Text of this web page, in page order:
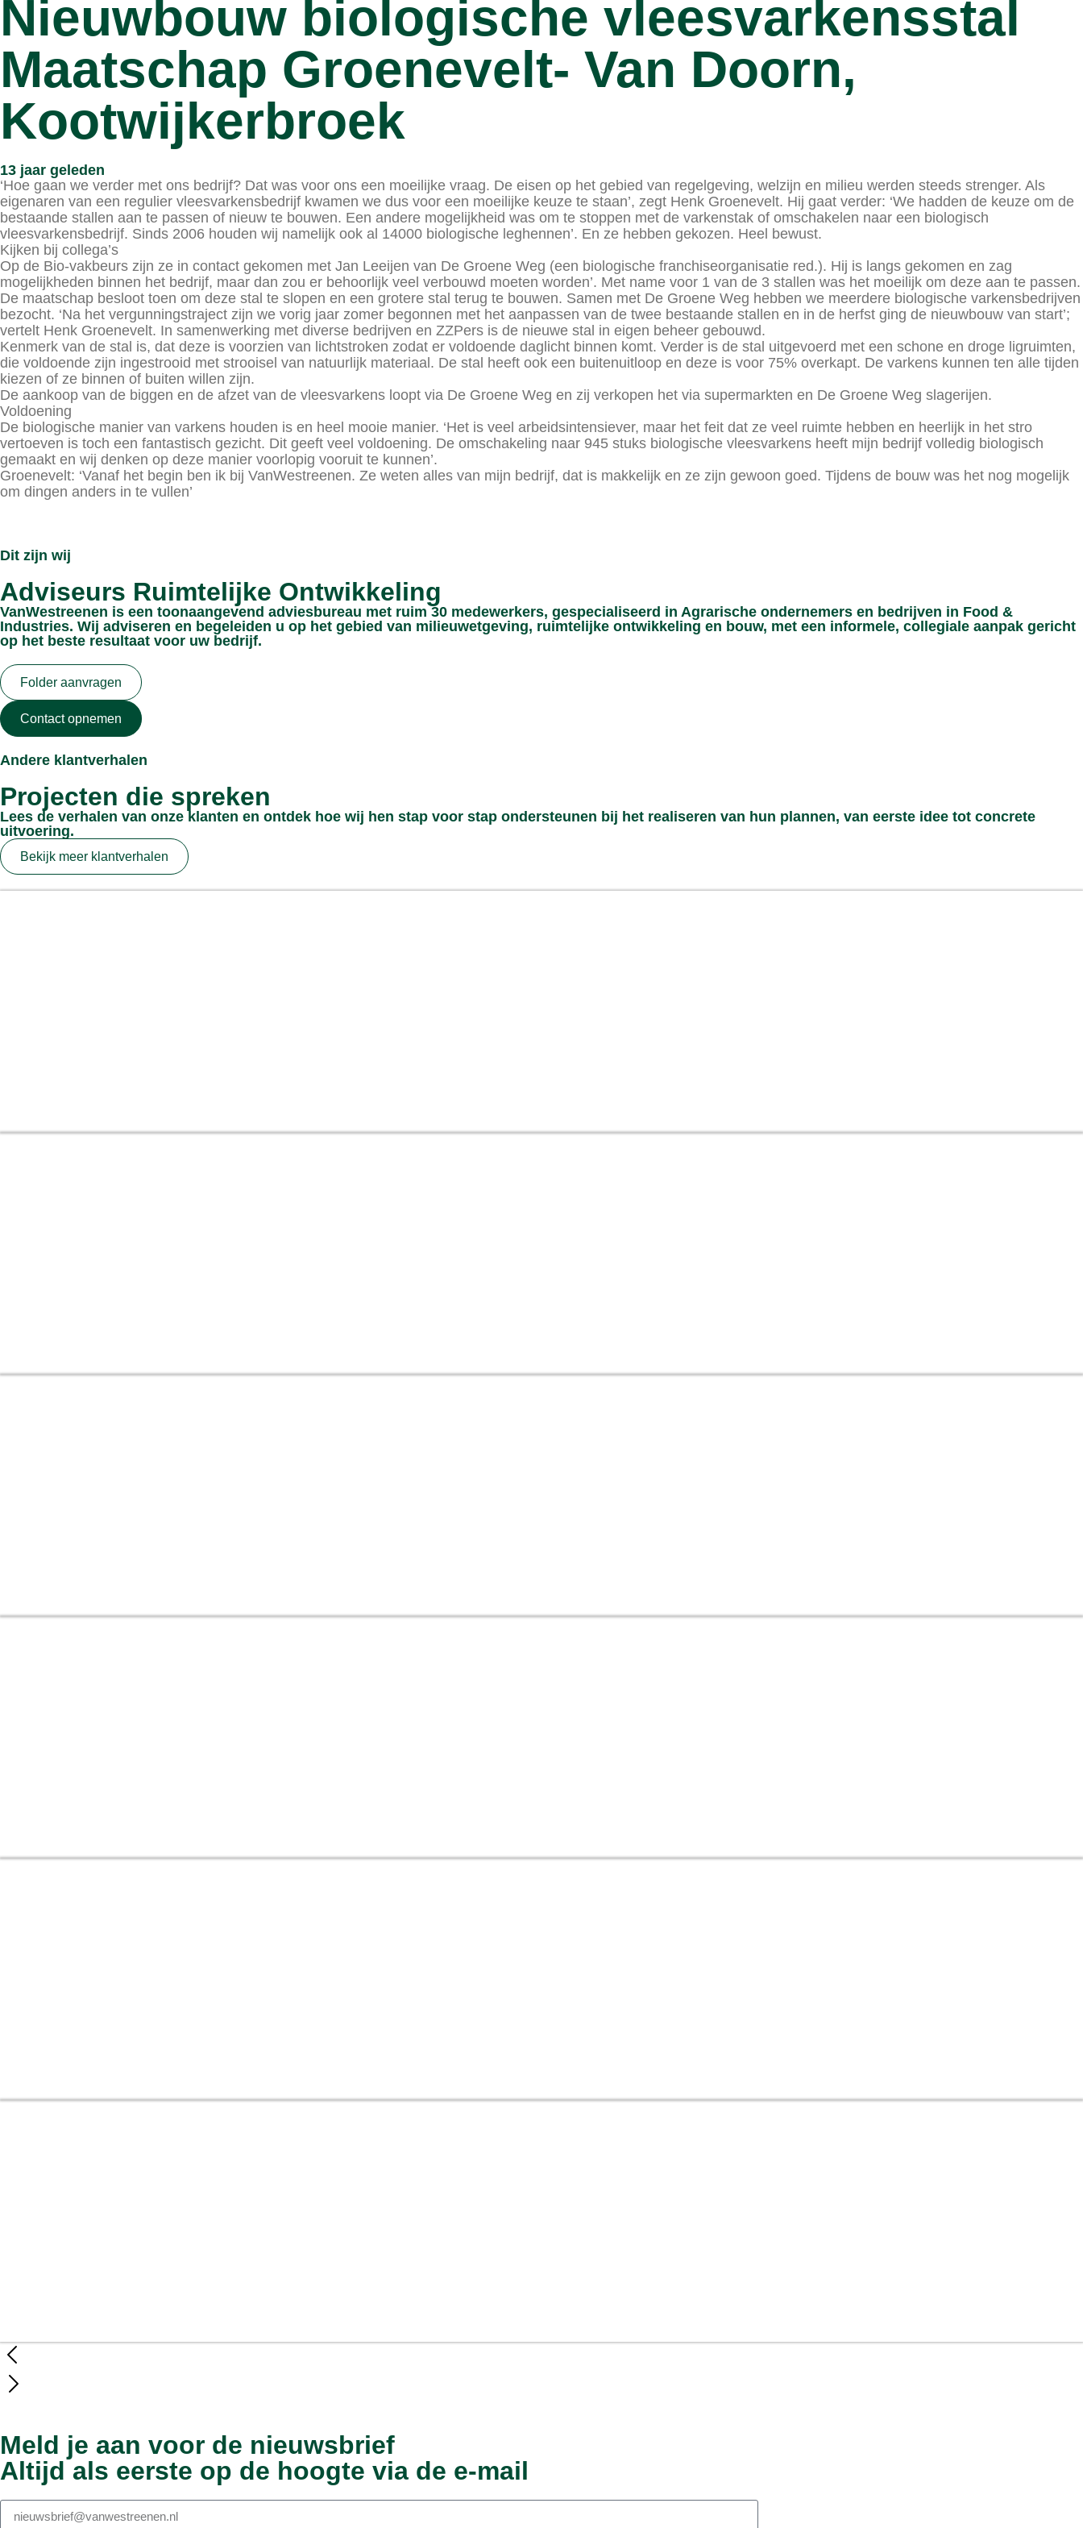
Nieuwbouw biologische vleesvarkensstal
Maatschap Groenevelt- Van Doorn,
Kootwijkerbroek
13 jaar geleden
‘Hoe gaan we verder met ons bedrijf? Dat was voor ons een moeilijke vraag. De eisen op het gebied van regelgeving, welzijn en milieu werden steeds strenger. Als
eigenaren van een regulier vleesvarkensbedrijf kwamen we dus voor een moeilijke keuze te staan’, zegt Henk Groenevelt. Hij gaat verder: ‘We hadden de keuze om de
bestaande stallen aan te passen of nieuw te bouwen. Een andere mogelijkheid was om te stoppen met de varkenstak of omschakelen naar een biologisch
vleesvarkensbedrijf. Sinds 2006 houden wij namelijk ook al 14000 biologische leghennen’. En ze hebben gekozen. Heel bewust.
Kijken bij collega’s
Op de Bio-vakbeurs zijn ze in contact gekomen met Jan Leeijen van De Groene Weg (een biologische franchiseorganisatie red.). Hij is langs gekomen en zag
mogelijkheden binnen het bedrijf, maar dan zou er behoorlijk veel verbouwd moeten worden’. Met name voor 1 van de 3 stallen was het moeilijk om deze aan te passen.
De maatschap besloot toen om deze stal te slopen en een grotere stal terug te bouwen. Samen met De Groene Weg hebben we meerdere biologische varkensbedrijven
bezocht. ‘Na het vergunningstraject zijn we vorig jaar zomer begonnen met het aanpassen van de twee bestaande stallen en in de herfst ging de nieuwbouw van start’;
vertelt Henk Groenevelt. In samenwerking met diverse bedrijven en ZZPers is de nieuwe stal in eigen beheer gebouwd.
Kenmerk van de stal is, dat deze is voorzien van lichtstroken zodat er voldoende daglicht binnen komt. Verder is de stal uitgevoerd met een schone en droge ligruimten,
die voldoende zijn ingestrooid met strooisel van natuurlijk materiaal. De stal heeft ook een buitenuitloop en deze is voor 75% overkapt. De varkens kunnen ten alle tijden
kiezen of ze binnen of buiten willen zijn.
De aankoop van de biggen en de afzet van de vleesvarkens loopt via De Groene Weg en zij verkopen het via supermarkten en De Groene Weg slagerijen.
Voldoening
De biologische manier van varkens houden is en heel mooie manier. ‘Het is veel arbeidsintensiever, maar het feit dat ze veel ruimte hebben en heerlijk in het stro
vertoeven is toch een fantastisch gezicht. Dit geeft veel voldoening. De omschakeling naar 945 stuks biologische vleesvarkens heeft mijn bedrijf volledig biologisch
gemaakt en wij denken op deze manier voorlopig vooruit te kunnen’.
Groenevelt: ‘Vanaf het begin ben ik bij VanWestreenen. Ze weten alles van mijn bedrijf, dat is makkelijk en ze zijn gewoon goed. Tijdens de bouw was het nog mogelijk
om dingen anders in te vullen’
Dit zijn wij
Adviseurs Ruimtelijke Ontwikkeling
VanWestreenen is een toonaangevend adviesbureau met ruim 30 medewerkers, gespecialiseerd in Agrarische ondernemers en bedrijven in Food &
Industries. Wij adviseren en begeleiden u op het gebied van milieuwetgeving, ruimtelijke ontwikkeling en bouw, met een informele, collegiale aanpak gericht
op het beste resultaat voor uw bedrijf.
Folder aanvragen
Contact opnemen
Andere klantverhalen
Projecten die spreken
Lees de verhalen van onze klanten en ontdek hoe wij hen stap voor stap ondersteunen bij het realiseren van hun plannen, van eerste idee tot concrete
uitvoering.
Bekijk meer klantverhalen
Meld je aan voor de nieuwsbrief
Altijd als eerste op de hoogte via de e-mail